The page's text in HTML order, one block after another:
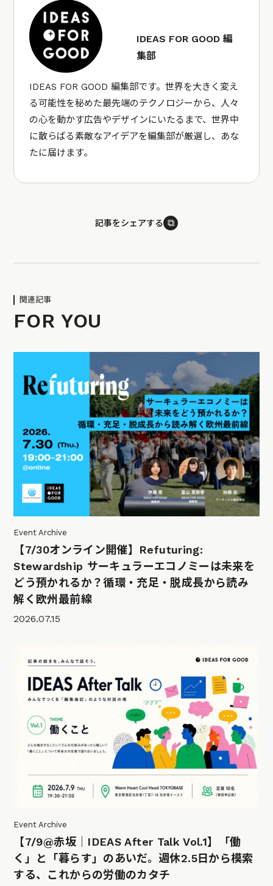
IDEAS FOR GOOD 編
集部
IDEAS FOR GOOD 編集部です。世界を大きく変え
る可能性を秘めた最先端のテクノロジーから、人々
の心を動かす広告やデザインにいたるまで、世界中
に散らばる素敵なアイデアを編集部が厳選し、あな
たに届けます。
記事をシェアする ⧉
関連記事
FOR YOU
Event Archive
【7/30オンライン開催】Refuturing:
Stewardship サーキュラーエコノミーは未来を
どう預かれるか？循環・充足・脱成長から読み
解く欧州最前線
2026.07.15
Event Archive
【7/9@赤坂｜IDEAS After Talk Vol.1】「働
く」と「暮らす」のあいだ。週休2.5日から模索
する、これからの労働のカタチ